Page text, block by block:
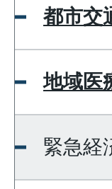
都市交
地域医
緊急経